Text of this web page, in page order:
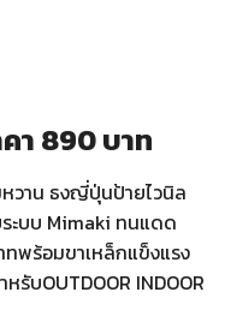
า 890 บาท
วาน ธงญี่ปุ่นป้ายไวนิล
ะบบ Mimaki ทนแดด
พร้อมขาเหล็กแข็งแรง
บOUTDOOR INDOOR